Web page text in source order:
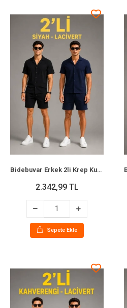
Bidebuvar Erkek 2li Krep Kumaş Cepli Gömlek Şort Takım Kısa Kollu Bağcıklı - Siyah - Lacivert
2.342,99 TL
Sepete Ekle